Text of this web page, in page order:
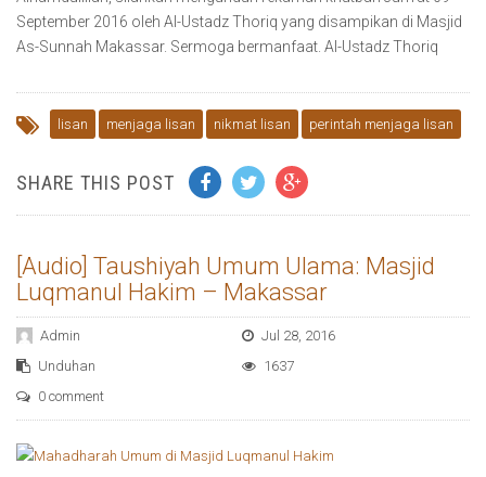
September 2016 oleh Al-Ustadz Thoriq yang disampikan di Masjid
As-Sunnah Makassar. Sermoga bermanfaat. Al-Ustadz Thoriq
lisan menjaga lisan nikmat lisan perintah menjaga lisan
SHARE THIS POST
[Audio] Taushiyah Umum Ulama: Masjid
Luqmanul Hakim – Makassar
Admin
Jul 28, 2016
Unduhan
1637
0 comment